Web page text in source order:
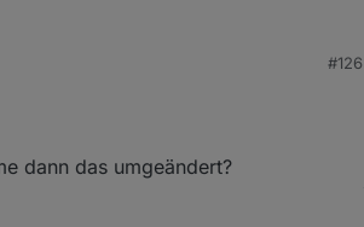
#126
dann das umgeändert?